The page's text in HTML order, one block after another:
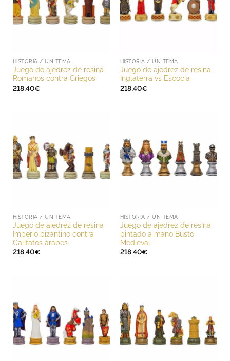
HISTORIA / UN TEMA
Juego de ajedrez de resina
Romanos contra Griegos
218.40€
HISTORIA / UN TEMA
Juego de ajedrez de resina
Inglaterra vs Escocia
218.40€
HISTORIA / UN TEMA
Juego de ajedrez de resina
Imperio bizantino contra
Califatos árabes
218.40€
HISTORIA / UN TEMA
Juego de ajedrez de resina
pintado a mano Busto
Medieval
218.40€